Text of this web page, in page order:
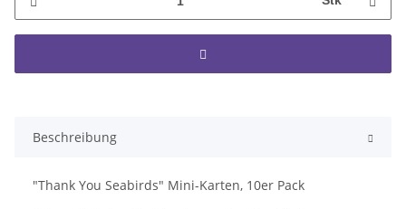
Beschreibung
"Thank You Seabirds" Mini-Karten, 10er Pack